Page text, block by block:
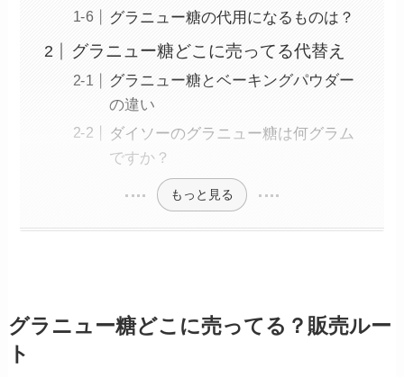
グラニュー糖の代用になるものは？
グラニュー糖どこに売ってる代替え
グラニュー糖とベーキングパウダー
の違い
ダイソーのグラニュー糖は何グラム
ですか？
もっと見る
グラニュー糖どこに売ってる？販売ルー
ト